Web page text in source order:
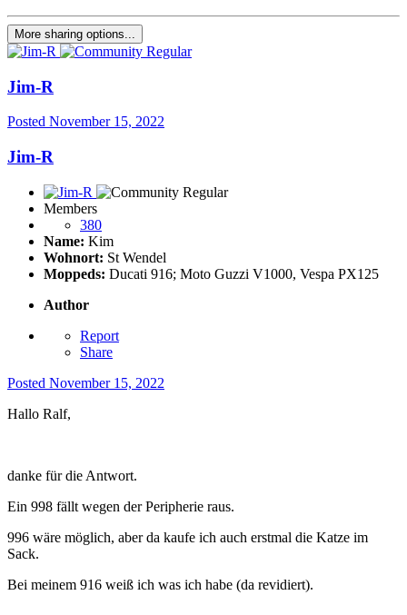
More sharing options...
Jim-R
Posted November 15, 2022
Jim-R
Members
380
Name: Kim
Wohnort: St Wendel
Moppeds: Ducati 916; Moto Guzzi V1000, Vespa PX125
Author
Report
Share
Posted November 15, 2022
Hallo Ralf,
danke für die Antwort.
Ein 998 fällt wegen der Peripherie raus.
996 wäre möglich, aber da kaufe ich auch erstmal die Katze im
Sack.
Bei meinem 916 weiß ich was ich habe (da revidiert).